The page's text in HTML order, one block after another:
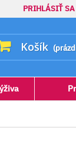
PRIHLÁSIŤ SA
Košík